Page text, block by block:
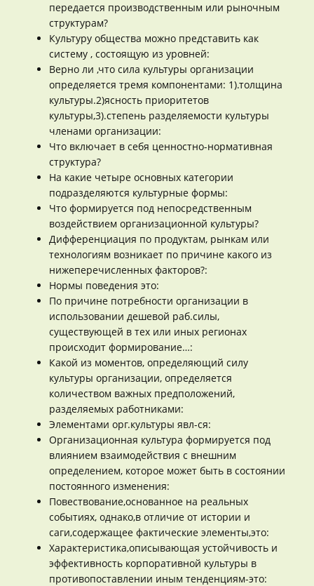
передается производственным или рыночным
структурам?
Культуру общества можно представить как
систему , состоящую из уровней:
Верно ли ,что сила культуры организации
определяется тремя компонентами: 1).толщина
культуры.2)ясность приоритетов
культуры,3).степень разделяемости культуры
членами организации:
Что включает в себя ценностно-нормативная
структура?
На какие четыре основных категории
подразделяются культурные формы:
Что формируется под непосредственным
воздействием организационной культуры?
Дифференциация по продуктам, рынкам или
технологиям возникает по причине какого из
нижеперечисленных факторов?:
Нормы поведения это:
По причине потребности организации в
использовании дешевой раб.силы,
существующей в тех или иных регионах
происходит формирование…:
Какой из моментов, определяющий силу
культуры организации, определяется
количеством важных предположений,
разделяемых работниками:
Элементами орг.культуры явл-ся:
Организационная культура формируется под
влиянием взаимодействия с внешним
определением, которое может быть в состоянии
постоянного изменения:
Повествование,основанное на реальных
событиях, однако,в отличие от истории и
саги,содержащее фактические элементы,это:
Характеристика,описывающая устойчивость и
эффективность корпоративной культуры в
противопоставлении иным тенденциям-это: